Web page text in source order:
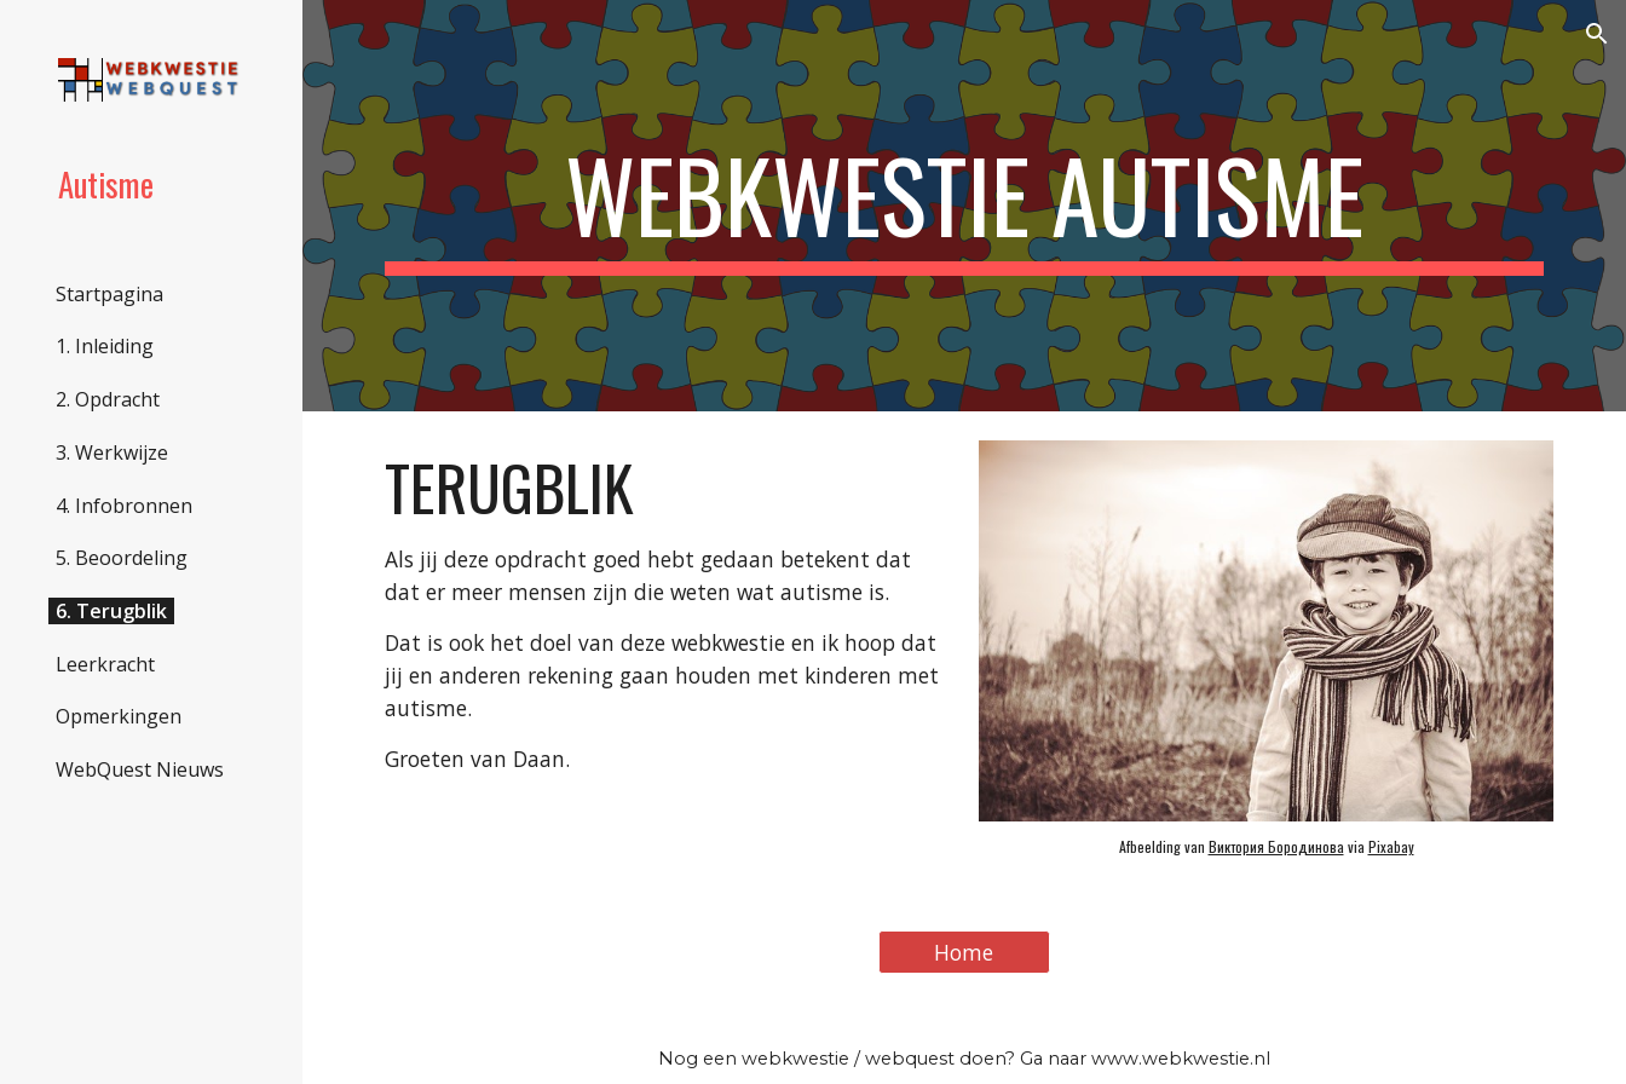
Skip to main content Skip to navigation
Autisme
Startpagina
1. Inleiding
2. Opdracht
3. Werkwijze
4. Infobronnen
5. Beoordeling
6. Terugblik
Leerkracht
Opmerkingen
WebQuest Nieuws
WEBKWESTIE AUTISME
TERUGBLIK
Als jij deze opdracht goed hebt gedaan betekent dat
dat er meer mensen zijn die weten wat autisme is.
Dat is ook het doel van deze webkwestie en ik hoop dat
jij en anderen rekening gaan houden met kinderen met
autisme.
Groeten van Daan.
Afbeelding van Виктория Бородинова via Pixabay
Home
Nog een webkwestie / webquest doen? Ga naar www.webkwestie.nl